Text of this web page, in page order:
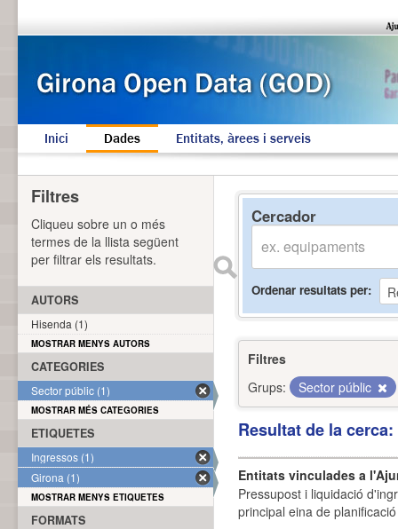
Inici Dades Entitats, àrees i serveis
Cercador
Ordenar resultats per
Filtres
Grups:
Sector públic
Resultat de la
Entitats vinculades a
Pressupost i liquidació
principal eina de
Filtres
Cliqueu sobre un o més
termes de la llista següent
per filtrar els resultats.
AUTORS
Hisenda (1)
MOSTRAR MENYS AUTORS
CATEGORIES
Sector públic (1)
MOSTRAR MÉS CATEGORIES
ETIQUETES
Ingressos (1)
Girona (1)
MOSTRAR MENYS ETIQUETES
FORMATS